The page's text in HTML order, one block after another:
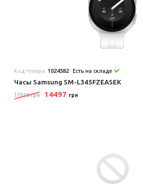
Код товара: 1024582 Есть на складе
Часы Samsung SM-L345FZEASEK
17618 грн 14497 грн